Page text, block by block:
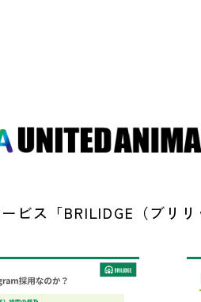
ビス「BRILIDGE（ブリ